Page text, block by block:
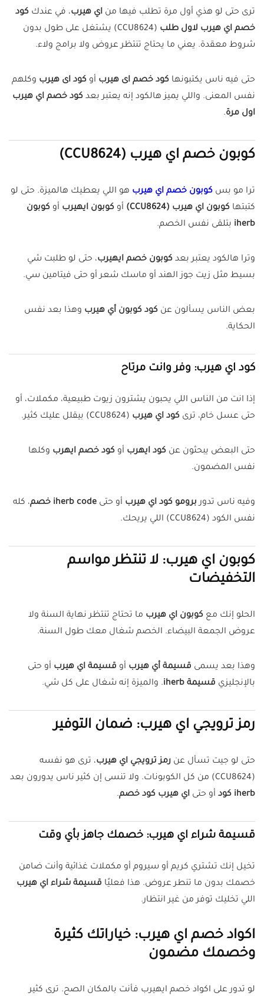
ترى حتى لو هذي أول مرة تطلب فيها من اي هيرب، في عندك كود
خصم اي هيرب لاول طلب
(CCU8624) يشتغل على طول بدون
شروط معقدة. يعني ما يحتاج تنتظر عروض ولا برامج ولاء.
حتى فيه ناس يكتبونها كود خصم اى هيرب أو كود اى هيرب وكلهم
نفس المعنى. واللي يميز هالكود إنه يعتبر بعد كود خصم اي هيرب
اول مرة.
كوبون خصم اي هيرب (CCU8624)
ترا مو بس كوبون خصم اي هيرب هو اللي يعطيك هالميزة. حتى لو
كتبتها كوبون اي هيرب (CCU8624) أو كوبون ايهيرب أو كوبون
iherb بتلقى نفس الخصم.
وترا هالكود يعتبر بعد كوبون خصم ايهيرب، حتى لو طلبت شي
بسيط مثل زيت جوز الهند أو ماسك شعر أو حتى فيتامين سي.
بعض الناس يسألون عن كود كوبون أي هيرب وهذا بعد نفس
الحكاية.
كود اي هيرب: وفر وانت مرتاح
إذا انت من الناس اللي يحبون يشترون زيوت طبيعية، مكملات، أو
حتى عسل خام، ترى كود اي هيرب (CCU8624) بيقلل عليك كثير.
حتى البعض يبحثون عن كود ايهرب أو كود خصم ايهرب وكلها
نفس المضمون.
وفيه ناس تدوربرومو كود اي هيرب أو حتى iherb code خصم
، كله
نفس الكود (CCU8624) اللي يريحك.
كوبون اي هيرب: لا تنتظر مواسم
التخفيضات
الحلو إنك مع كوبون اي هيرب ما تحتاج تنتظر نهاية السنة ولا
عروض الجمعة البيضاء. الخصم شغال معك طول السنة.
وهذا بعد يسمى قسيمة أي هيرب أو قسيمة اي هيرب أو حتى
بالإنجليزي قسيمة iherb . والميزة إنه شغال على كل شي.
رمز ترويجي اي هيرب: ضمان التوفير
حتى لو جيت تسأل عن رمز ترويجي اي هيرب، ترى هو نفسه
(CCU8624) من كل الكوبونات. ولا تنسى إن كثير ناس يدورون بعد
iherb كود
أو حتى اي هيرب كود خصم.
قسيمة شراء اي هيرب: خصمك جاهز بأي وقت
تخيل إنك تشتري كريم أو سيروم أو مكملات غذائية وأنت ضامن
خصمك بدون ما تنطر عروض. هذا فعليًا قسيمة شراء اي هيرب
اللي تخليك توفر من غير انتظار.
اكواد خصم اي هيرب: خياراتك كثيرة
وخصمك مضمون
لو تدور على اكواد خصم ايهيرب فأنت بالمكان الصح. ترى كثير